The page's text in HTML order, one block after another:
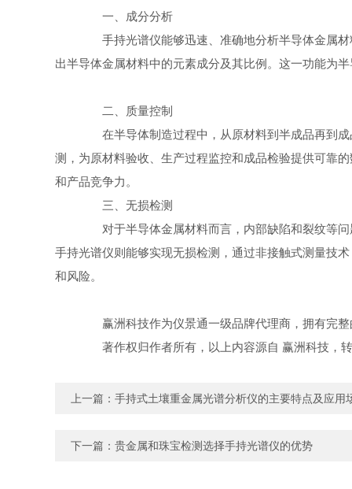
一、成分分析
手持光谱仪能够迅速、准确地分析半导体金属材
出半导体金属材料中的元素成分及其比例。这一功能为
二、质量控制
在半导体制造过程中，从原材料到半成品再到成
测，为原材料验收、生产过程监控和成品检验提供可靠
和产品竞争力。
三、无损检测
对于半导体金属材料而言，内部缺陷和裂纹等问
手持光谱仪则能够实现无损检测，通过非接触式测量技
和风险。
赢洲科技作为仪景通一级品牌代理商，拥有完整
著作权归作者所有，以上内容源自 赢洲科技，
上一篇： 手持式土壤重金属光谱分析仪的主要特点及应用
下一篇： 贵金属和珠宝检测选择手持光谱仪的优势